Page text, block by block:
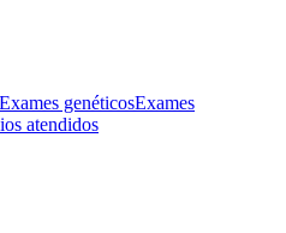
Exames genéticosExames
atendidos